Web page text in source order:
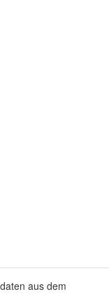
aus dem